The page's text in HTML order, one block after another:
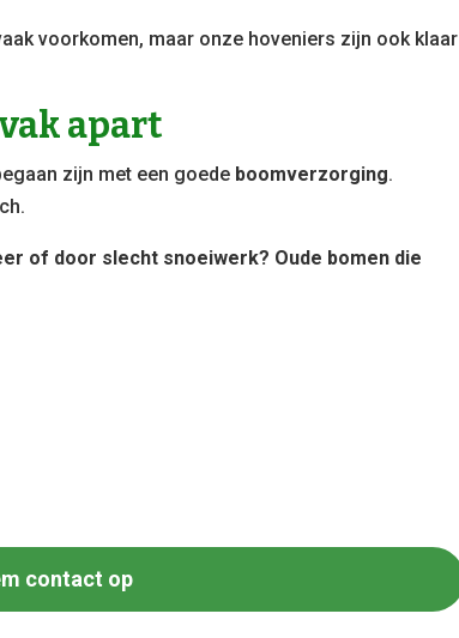
voorkomen, maar onze hoveniers zijn ook klaar
apart
zijn met een goede boomverzorging.
of door slecht snoeiwerk? Oude bomen die
contact op